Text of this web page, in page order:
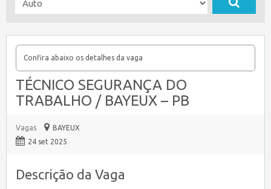
Confira abaixo os detalhes da vaga
TÉCNICO SEGURANÇA DO
TRABALHO / BAYEUX – PB
Vagas
BAYEUX
24 set 2025
Descrição da Vaga